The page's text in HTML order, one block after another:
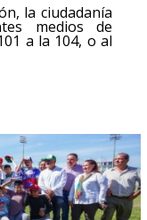
la ciudadanía
medios de
a la 104, o al